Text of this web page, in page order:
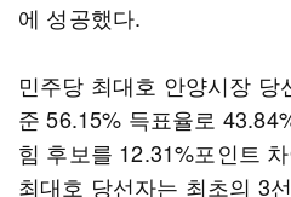
에 성공했다.
민주당 최대호 안양시장 당
준 56.15% 득표율로
힘 후보를 12.31%포인트
최대호 당선자는 최초의 3